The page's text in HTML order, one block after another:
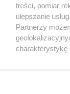
treści, pomiar
ulepszanie
Partnerzy
charakterystykę
zmienić/